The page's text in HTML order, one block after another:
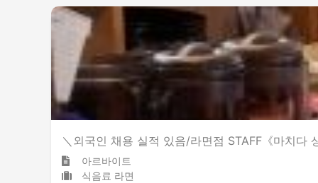
＼외국인 채용 실적 있음/라면점 STAFF《마치다
아르바이트
식음료 라면